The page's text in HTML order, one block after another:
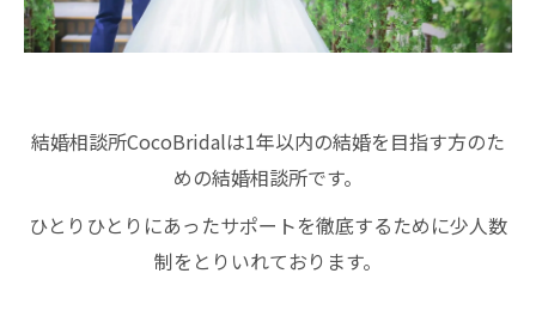
結婚相談所CocoBridalは1年以内の結婚を目指す方のた
めの結婚相談所です。
ひとりひとりにあったサポートを徹底するために少人数
制をとりいれております。